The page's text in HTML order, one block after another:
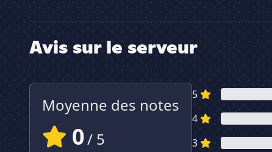
Avis sur le serveur
Moyenne des notes
0/ 5
5
4
3